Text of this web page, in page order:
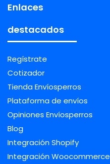
Enlaces
destacados
Regístrate
Cotizador
Tienda Envíosperros
Plataforma de envíos
Opiniones Envíosperros
Blog
Integración Shopify
Integración Woocommerce